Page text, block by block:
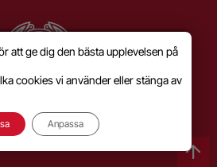
att ge dig den bästa upplevelsen på
cookies vi använder eller stänga av
Anpassa